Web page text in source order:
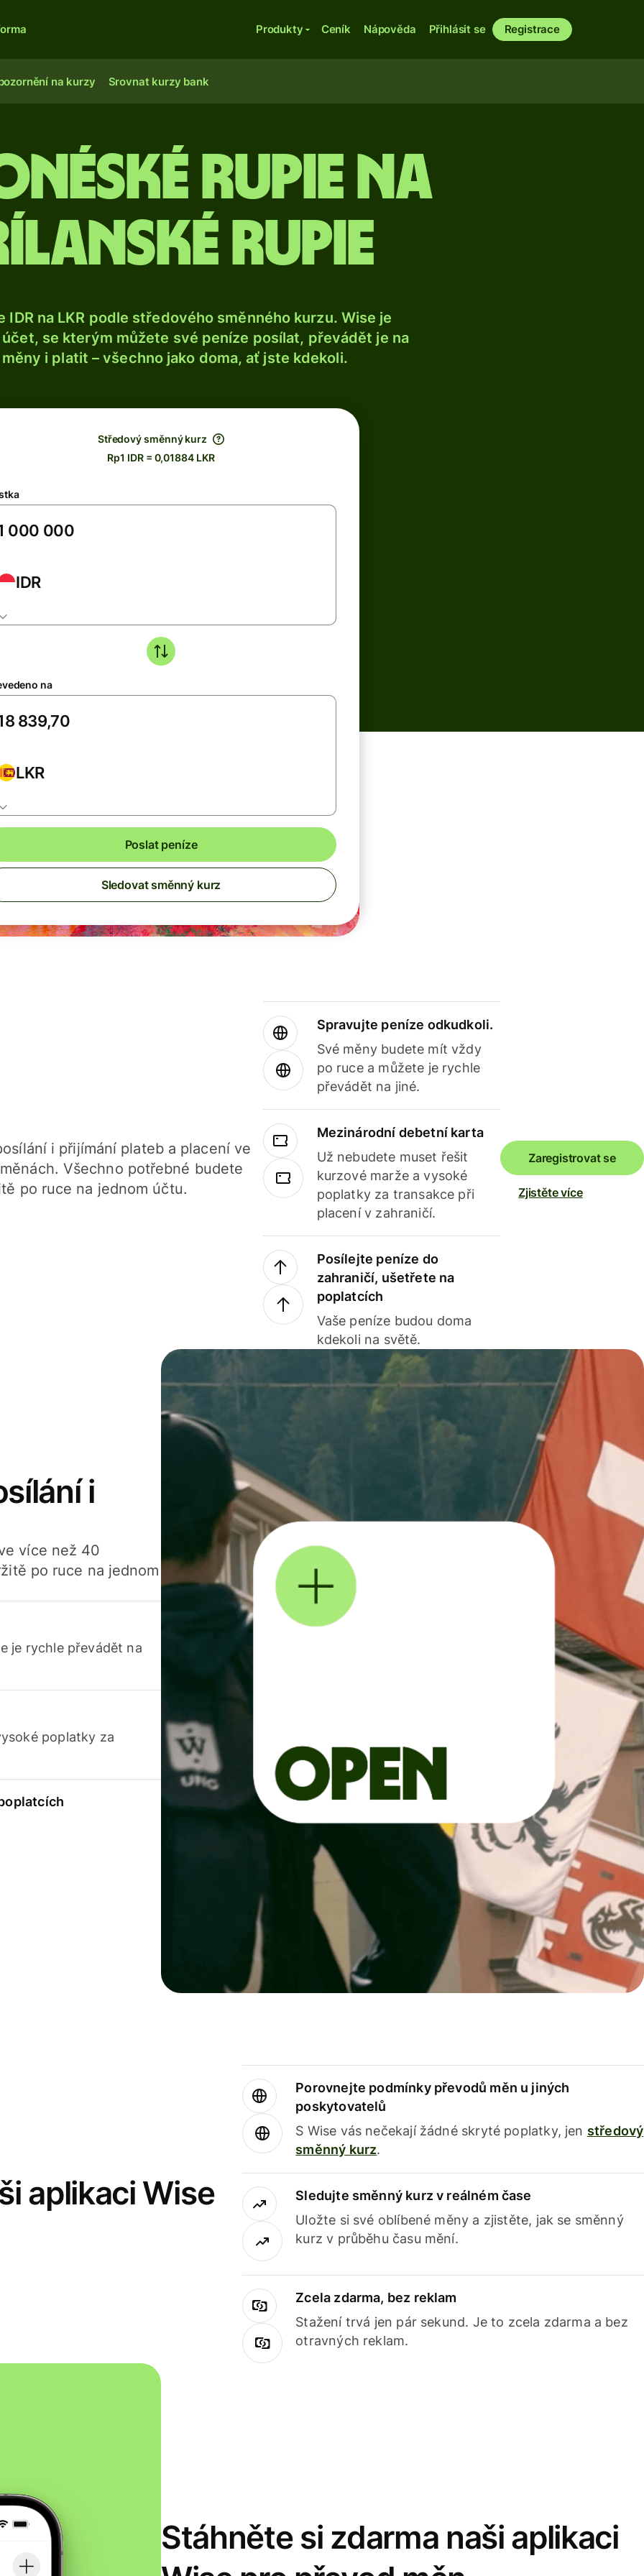
Produkty Ceník Nápověda Přihlásit se Registrace
na kurzy Srovnat kurzy bank
rupie na
rupie
IDR na LKR podle středového směnného kurzu. Wise je
se kterým můžete své peníze posílat, převádět je na
i platit – všechno jako doma, ať jste kdekoli.
Středový směnný kurz
Rp1 IDR = 0,01884 LKR
IDR
na
LKR
Poslat peníze
Sledovat směnný kurz
i přijímání plateb a placení ve
Všechno potřebné budete
po ruce na jednom účtu.
Spravujte peníze odkudkoli.
Své měny budete mít vždy
po ruce a můžete je rychle
převádět na jiné.
Mezinárodní debetní karta
Už nebudete muset řešit
kurzové marže a vysoké
poplatky za transakce při
placení v zahraničí.
Posílejte peníze do
zahraničí, ušetřete na
poplatcích
Vaše peníze budou doma
kdekoli na světě.
Zaregistrovat se
Zjistěte více
i
více než 40
po ruce na jednom
je rychle převádět na
poplatky za
aplikaci Wise
Porovnejte podmínky převodů měn u jiných
poskytovatelů
S Wise vás nečekají žádné skryté poplatky, jen středový
směnný kurz.
Sledujte směnný kurz v reálném čase
Uložte si své oblíbené měny a zjistěte, jak se směnný
kurz v průběhu času mění.
Zcela zdarma, bez reklam
Stažení trvá jen pár sekund. Je to zcela zdarma a bez
otravných reklam.
Stáhněte si zdarma naši aplikaci